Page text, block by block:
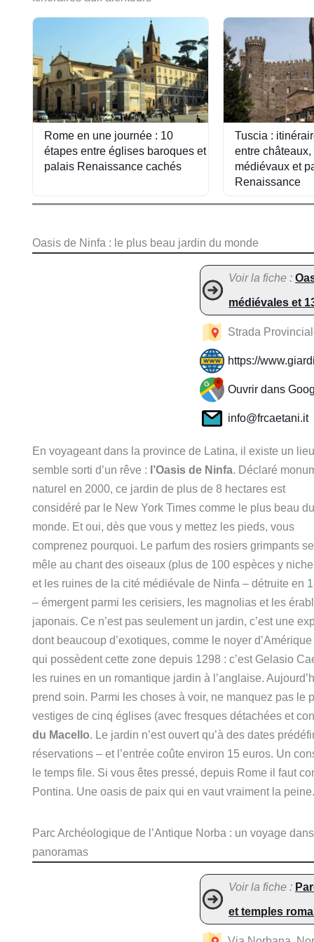
Rome en une journée : 10
étapes entre églises baroques et
palais Renaissance cachés
Tuscia :
entre
médiévaux et
Renaissance
Oasis de Ninfa : le plus beau jardin du monde
Voir la fiche :
médiévales et
Strada
https://
Ouvrir dans
info@frcaetani.it
En voyageant dans la province de Latina, il existe un
semble sorti d’un rêve : l’Oasis de Ninfa. Déclaré
naturel en 2000, ce jardin de plus de 8 hectares est
considéré par le New York Times comme le plus beau du
monde. Et oui, dès que vous y mettez les pieds, vous
comprenez pourquoi. Le parfum des rosiers grimpants se
mêle au chant des oiseaux (plus de 100 espèces y
et les ruines de la cité médiévale de Ninfa – détruite en
– émergent parmi les cerisiers, les magnolias et les
japonais. Ce n’est pas seulement un jardin, c’est une
dont beaucoup d’exotiques, comme le noyer
qui possèdent cette zone depuis 1298 : c’est Gelasio
les ruines en un romantique jardin à l’anglaise.
prend soin. Parmi les choses à voir, ne manquez pas le
vestiges de cinq églises (avec fresques détachées et
du Macello. Le jardin n’est ouvert qu’à des dates
réservations – et l’entrée coûte environ 15 euros. Un
le temps file. Si vous êtes pressé, depuis Rome il faut
Pontina. Une oasis de paix qui en vaut vraiment la peine.
Parc Archéologique de l’Antique Norba : un voyage
panoramas
Voir la fiche :
et temples